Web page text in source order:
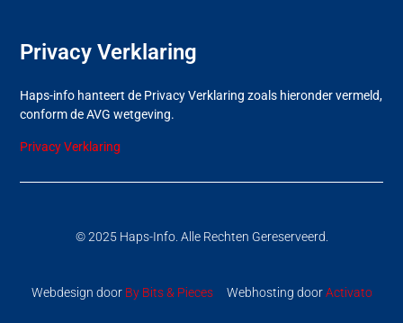
Privacy Verklaring
Haps-info hanteert de Privacy Verklaring zoals hieronder vermeld,
conform de AVG wetgeving.
Privacy Verklaring
© 2025 Haps-Info. Alle Rechten Gereserveerd.
Webdesign door By Bits & PiecesWebhosting doorActivato